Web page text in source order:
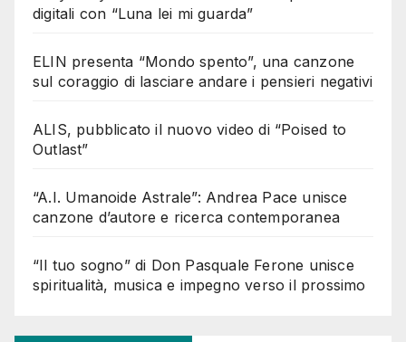
digitali con “Luna lei mi guarda”
ELIN presenta “Mondo spento”, una canzone
sul coraggio di lasciare andare i pensieri negativi
ALIS, pubblicato il nuovo video di “Poised to
Outlast”
“A.I. Umanoide Astrale”: Andrea Pace unisce
canzone d’autore e ricerca contemporanea
“Il tuo sogno” di Don Pasquale Ferone unisce
spiritualità, musica e impegno verso il prossimo